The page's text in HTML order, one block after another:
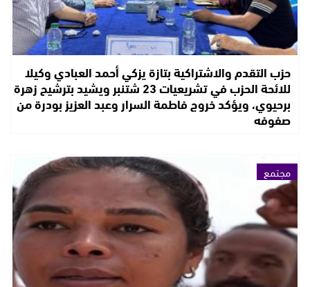
حزب التقدم والاشتراكية بتازة يزكي أحمد العبادي وكيلا
للائحة الحزب في تشريعيات 23 شتنبر ويشيد بترشيح زهرة
برحيوي، ويؤكد خروج فاطمة السرار وعبد العزيز بودرة من
صفوفه
مجتمع